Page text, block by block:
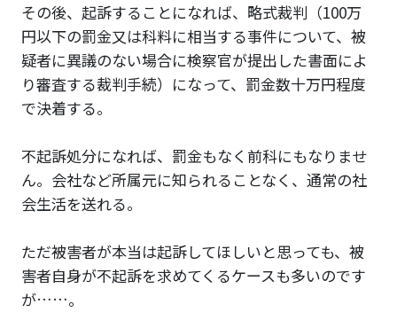
その後、起訴することになれば、略式裁判（100万
円以下の罰金又は科料に相当する事件について、被
疑者に異議のない場合に検察官が提出した書面によ
り審査する裁判手続）になって、罰金数十万円程度
で決着する。
不起訴処分になれば、罰金もなく前科にもなりませ
ん。会社など所属元に知られることなく、通常の社
会生活を送れる。
ただ被害者が本当は起訴してほしいと思っても、被
害者自身が不起訴を求めてくるケースも多いのです
が……。